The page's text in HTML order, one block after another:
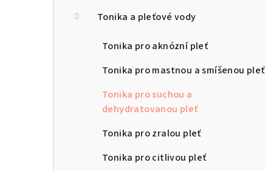
Tonika a pleťové vody
Tonika pro aknózní pleť
Tonika pro mastnou a smíšenou pleť
Tonika pro suchou a
dehydratovanou pleť
Tonika pro zralou pleť
Tonika pro citlivou pleť